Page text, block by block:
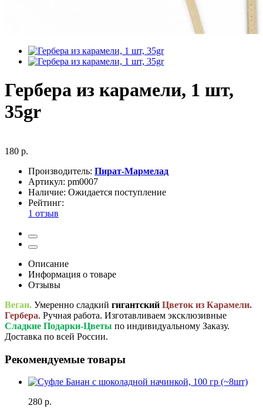
Гербера из карамели, 1 шт,
35gr
180 р.
Производитель: Пират-Мармелад
Артикул: pm0007
Наличие: Ожидается поступление
Рейтинг:
1 отзыв
Описание
Информация о товаре
Отзывы
Веган. Умеренно сладкий гигантский Цветок из Карамели.
Гербера. Ручная работа. Изготавливаем эксклюзивные
Сладкие Подарки-Цветы по индивидуальному Заказу.
Доставка по всей России.
Рекомендуемые товары
280 р.